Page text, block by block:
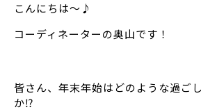
こんにちは～♪
コーディネーターの奥山です！
皆さん、年末年始はどのような過ご
か⁉